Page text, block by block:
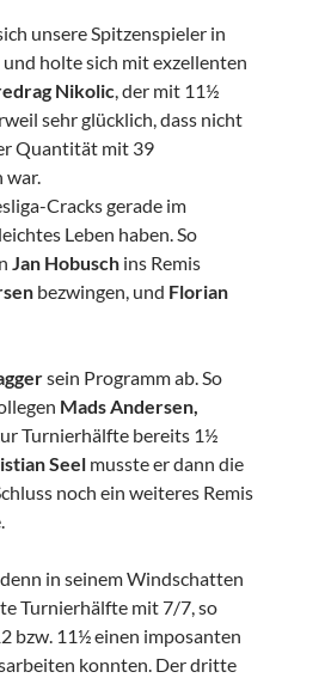
unsere Spitzenspieler in
holte sich mit exzellenten
Nikolic, der mit 11½
sehr glücklich, dass nicht
Quantität mit 39
war.
Cracks gerade im
Leben haben. So
Jan Hobusch ins Remis
bezwingen, und Florian
sein Programm ab. So
MadsAndersen,
Turnierhälfte bereits 1½
Seel musste er dann die
noch ein weiteres Remis
in seinem Windschatten
Turnierhälfte mit 7/7, so
bzw. 11½ einen imposanten
konnten. Der dritte